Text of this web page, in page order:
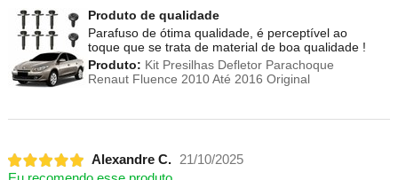
Produto de qualidade
Parafuso de ótima qualidade, é perceptível ao
toque que se trata de material de boa qualidade !
Produto: Kit Presilhas Defletor Parachoque
Renaut Fluence 2010 Até 2016 Original
Alexandre C.
21/10/2025